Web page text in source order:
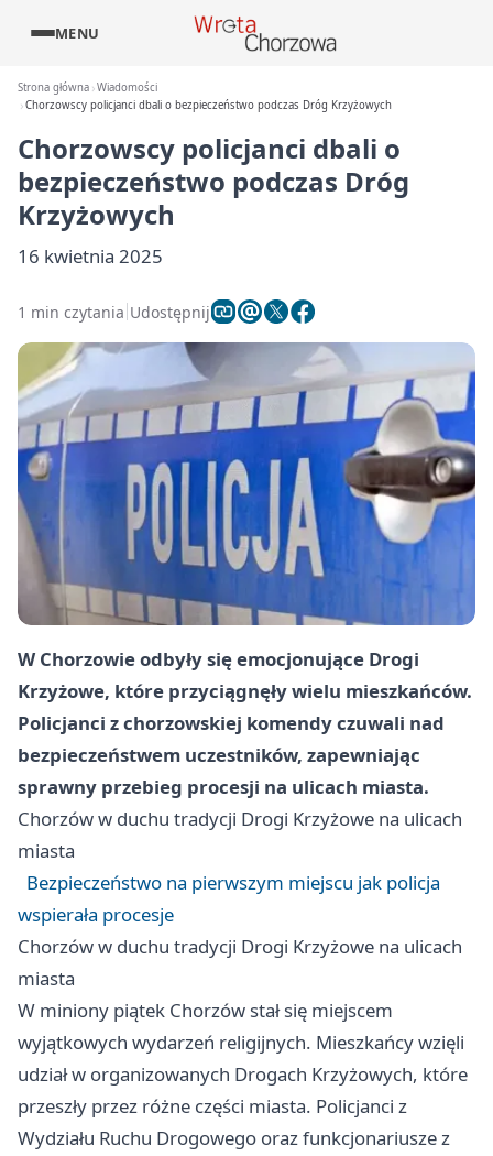
MENU
Strona główna Wiadomości
Chorzowscy policjanci dbali o bezpieczeństwo podczas Dróg Krzyżowych
Chorzowscy policjanci dbali o
bezpieczeństwo podczas Dróg
Krzyżowych
16 kwietnia 2025
1 min czytania Udostępnij
W Chorzowie odbyły się emocjonujące Drogi
Krzyżowe, które przyciągnęły wielu mieszkańców.
Policjanci z chorzowskiej komendy czuwali nad
bezpieczeństwem uczestników, zapewniając
sprawny przebieg procesji na ulicach miasta.
Chorzóww duchu tradycji Drogi Krzyżowe na ulicach
miasta
Bezpieczeństwo na pierwszym miejscu jak policja
wspierała procesje
Chorzóww duchu tradycji Drogi Krzyżowe na ulicach
miasta
W miniony piątek Chorzów stał się miejscem
wyjątkowych wydarzeń religijnych. Mieszkańcy wzięli
udział w organizowanych Drogach Krzyżowych, które
przeszły przez różne części miasta. Policjanci z
Wydziału Ruchu Drogowego oraz funkcjonariusze z